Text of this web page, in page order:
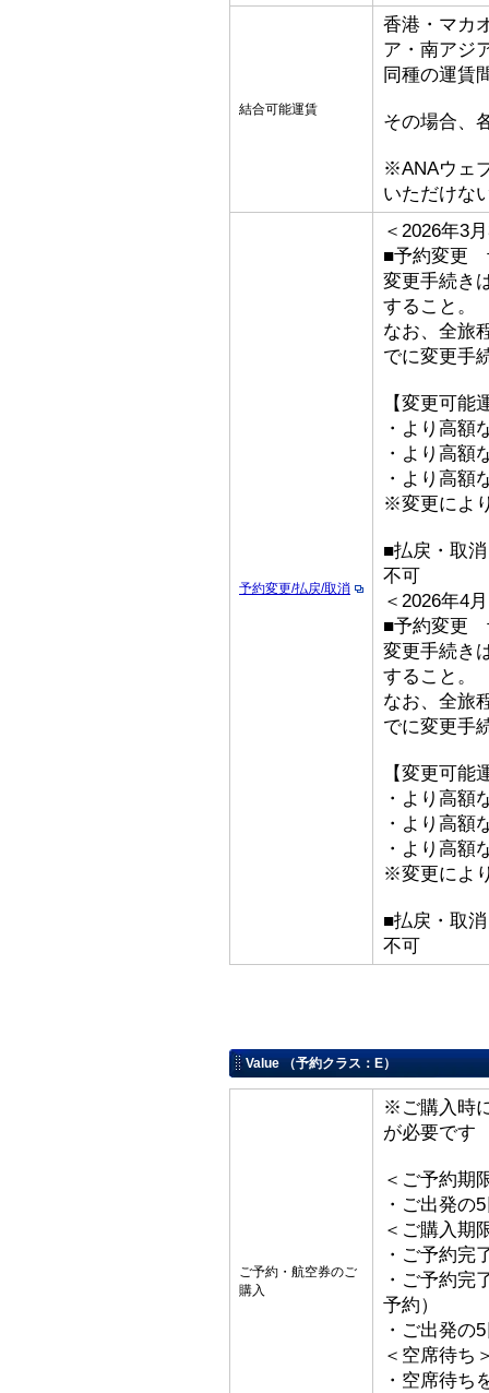
結合可能運賃
香港・マカ
ア・南アジ
同種の運賃
その場合、
※ANAウェ
いただけな
予約変更/払戻/取消
＜2026年3
■予約変更
変更手続き
すること。
なお、全旅
でに変更手
【変更可能
・より高額
・より高額
・より高額
※変更によ
■払戻・取消
不可
＜2026年4
■予約変更
変更手続き
すること。
なお、全旅
でに変更手
【変更可能
・より高額
・より高額
・より高額
※変更によ
■払戻・取消
不可
Value （予約クラス：E）
ご予約・航空券のご
購入
※ご購入時
が必要です
＜ご予約期
・ご出発の
＜ご購入期
・ご予約完
・ご予約完
予約）
・ご出発の
＜空席待ち
・空席待ち